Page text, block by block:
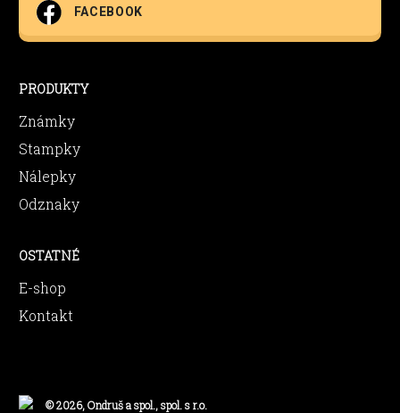
FACEBOOK
PRODUKTY
Známky
Stampky
Nálepky
Odznaky
OSTATNÉ
E-shop
Kontakt
© 2026, Ondruš a spol., spol. s r.o.